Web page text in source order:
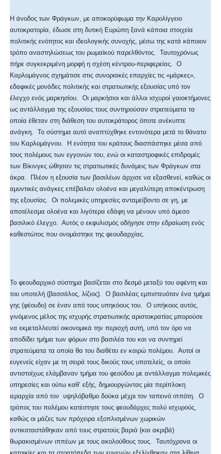
Η άνοδος των Φράγκων, με αποκορύφωμα την Καρολίγγειο
αυτοκρατορία, έδωσε στη δυτική Ευρώπη ξανά κάποια στοιχεία
πολιτικής ενότητος και ιδεολογικής συνοχής, μέσω της κατά κάποιον
τρόπο αναστηλώσεως του ρωμαϊκού παρελθόντος. Ταυτοχρόνως
πήρε συγκεκριμένη μορφή η σχέση κέντρου-περιφερείας. Ο
Καρλομάγνος σχημάτισε στις συνοριακές επαρχίες τις «μάρκες»,
εδαφικές μονάδες πολιτικής και στρατιωτικής εξουσίας υπό τον
έλεγχο ενός μαρκησίου. Οι μαρκήσιοι και άλλοι ισχυροί γαιοκτήμονες
ως αντάλλαγμα της εξουσίας τους συντηρούσαν στρατεύματα τα
οποία έθεταν στη διάθεση του αυτοκράτορος όποτε ανέκυπτε
ανάγκη. Το σύστημα αυτό αναπτύχθηκε εντονότερα μετά το θάνατο
του Καρλομάγνου. Η ενότητα του κράτους διασπάστηκε μέσα από
τους πολέμους των εγγονών του, ενώ οι καταστροφικές επιδρομές
των Βίκινγκς ώθησαν τις στρατιωτικές δυνάμεις των Φράγκων στα
άκρα. Πλέον η εξουσία των βασιλέων άρχισε να εξασθενεί, καθώς οι
αμυντικές ανάγκες επέβαλαν ολοένα και μεγαλύτερη αποκέντρωση
της εξουσίας. Οι πολεμικές υπηρεσίες ανταμείβοντο σε γη, με
αποτέλεσμα ολοένα και λιγότερα εδάφη να μένουν υπό άμεσο
βασιλικό έλεγχο. Αυτός ο εκφυλισμός οδήγησε στην εδραίωση ενός
καθεστώτος που ονομάστηκε της φεουδαρχίας.
Το φεουδαρχικό σύστημα βασίζεται στο δεσμό μεταξύ του αφέντη και
του υποτελή (βασσάλος, λίζιος). Ο βασιλέας εμπιστευόταν ένα τμήμα
γης (φέουδο) σε έναν από τους υπηκόους του. Ο υπήκοος αυτός,
γινόμενος μέλος της ισχυρής στρατιωτικής αριστοκρατίας μπορούσε
να εκμεταλλευτεί οικονομικά την περιοχή αυτή, υπό τον όρο να
αποδίδει τμήμα των φόρων στο βασιλέα του και να συντηρεί
στρατεύματα τα οποία θα του διαθέτει εν καιρώ πολέμου. Αυτοί οι
ευγενείς είχαν με τη σειρά τους δικούς τους υποτελείς, οι οποίο
αντιστοίχως ελάμβαναν τμήμα του φεούδου με αντάλλαγμα πολεμικές
υπηρεσίες και ούτω καθ’ εξής, δημιουργώντας μία περίπλοκη
ιεραρχία από τον υψηλόβαθμο δούκα μέχρι τον ταπεινό ιππότη. Ο
τρόπος του πολέμου κατέστησε τους φεουδάρχες πολύ ισχυρούς,
καθώς οι μάζες των πρόχειρα εξοπλισμένων χωρικών
αντικαταστάθηκαν από τους στρατούς βαριά (και ακριβά)
θωρακισμένων ιππέων με τους ακολούθους τους. Ταυτόχρονα οι